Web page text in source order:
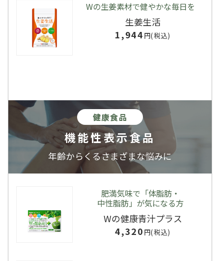
お知らせ
配送会社変更に関するお知らせ
Wの生姜素材で健やかな毎日を
生姜生活
1,944 円(税込)
健康食品
機能性表示食品
年齢からくるさまざまな悩みに
肥満気味で「体脂肪・
中性脂肪」が気になる方
Wの健康青汁プラス
4,320 円(税込)